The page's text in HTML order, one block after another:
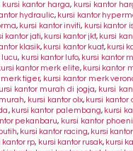
kursi kantor harga, kursi kantor
hydraulic, kursi kantor
, kursi kantor inviti, kursi kantor
kantor jati, kursi kantor jkt, kursi
klasik, kursi kantor kuat, kursi
lucu, kursi kantor lufo, kursi kantor
kantor merk elite, kursi kantor
merk tiger, kursi kantor merk
kantor murah di jogja, kursi
, kursi kantor olx, kursi kantor
, kursi kantor palembang, kursi
pekanbaru, kursi kantor
, kursi kantor racing, kursi
kantor rp, kursi kantor rusak, kursi